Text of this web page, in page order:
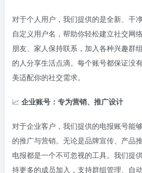
对于个人用户，我们提供的是全新、干
自定义用户名，帮助你轻松建立社交网
朋友、家人保持联系，加入各种兴趣群
的人分享生活点滴。每个账号都保证没
美适配你的社交需求。
📈 企业账号：专为营销、推广设计
对于企业客户，我们提供的电报账号能
的推广与营销。无论是品牌宣传、产品
电报都是一个不可忽视的工具。我们提
持更多的成员加入，支持群组管理、自